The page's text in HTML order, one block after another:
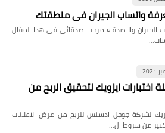
واتساب الجيران في منطقتك
الجيران والاصدقاء مرحبا اصدقائى في هذا المقال
اختبارات ايزويك لتحقيق الربح من
لشركة جوجل ادسنس للربح من عرض الاعلانات
من شروط ال…